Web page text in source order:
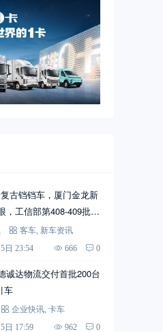
古铛铛车，厦门金龙新
，工信部第408-409批新
类客车篇（中）
客车 新车资讯
日 23:54
666 0
诚达物流交付首批200台
车
企业快讯 卡车
日 17:59
962 0